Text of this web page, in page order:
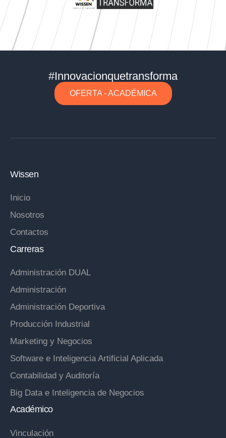
#Innovacionquetransforma
OFERTA - ACADÉMICA
Wissen
Inicio
Nosotros
Contactos
Carreras
Administración DUAL
Administración
Administración Deportiva
Producción Industrial
Marketing y Negocios
Software e Inteligencia Artificial Aplicada
Contabilidad y Auditoría
Big Data e Inteligencia de Negocios
Académico
Vinculación